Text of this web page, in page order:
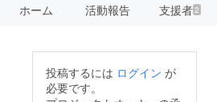
ホーム 活動報告 支援者2
投稿するには ログイン が
必要です。